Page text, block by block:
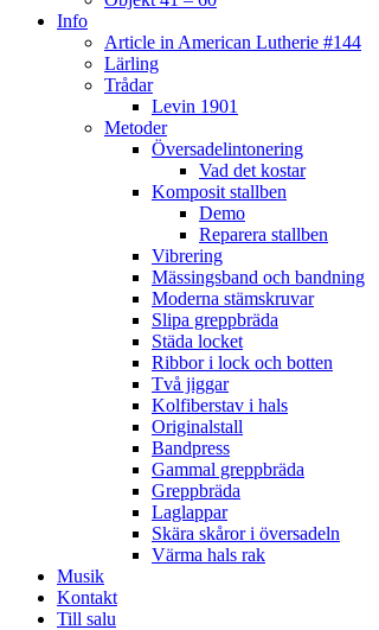
Info
Article in American Lutherie #144
Lärling
Trådar
Levin 1901
Metoder
Översadelintonering
Vad det kostar
Komposit stallben
Demo
Reparera stallben
Vibrering
Mässingsband och bandning
Moderna stämskruvar
Slipa greppbräda
Städa locket
Ribbor i lock och botten
Två jiggar
Kolfiberstav i hals
Originalstall
Bandpress
Gammal greppbräda
Greppbräda
Laglappar
Skära skåror i översadeln
Värma hals rak
Musik
Kontakt
Till salu